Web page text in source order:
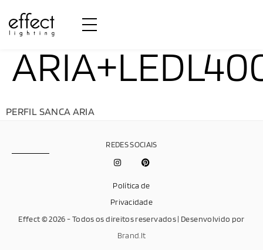
PERFIL SANCA ARIA
Effect © 2026 - Todos os direitos reservados | Desenvolvido por
Brand.It
Política de
Privacidade
REDES SOCIAIS